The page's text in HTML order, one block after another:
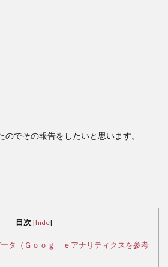
でその報告をしたいと思います。
目次 [hide]
タ（Ｇｏｏｇｌｅアナリティクスを参考